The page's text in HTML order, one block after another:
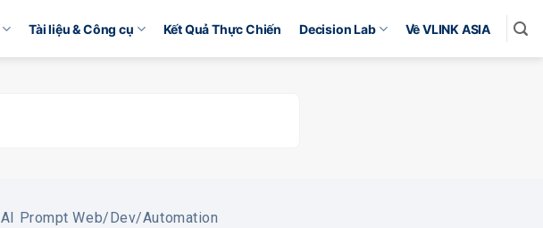
Tài liệu & Công cụ Kết Quả Thực Chiến Decision Lab Về VLINK ASIA
AI Prompt Web/Dev/Automation